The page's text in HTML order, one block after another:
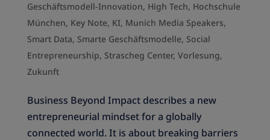
Geschäftsmodell-Innovation, High Tech, Hochschule
München, Key Note, KI, Munich Media Speakers,
Smart Data, Smarte Geschäftsmodelle, Social
Entrepreneurship, Strascheg Center, Vorlesung,
Zukunft
Business Beyond Impact describes a new
entrepreneurial mindset for a globally
connected world. It is about breaking barriers